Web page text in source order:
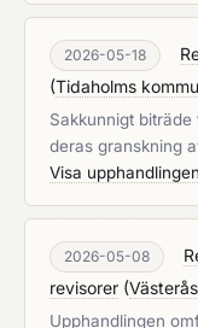
2026-05-18
(Tidaholms
Sakkunnigt
deras granskning
Visa
2026-05-08
revisorer (
Upphandlingen